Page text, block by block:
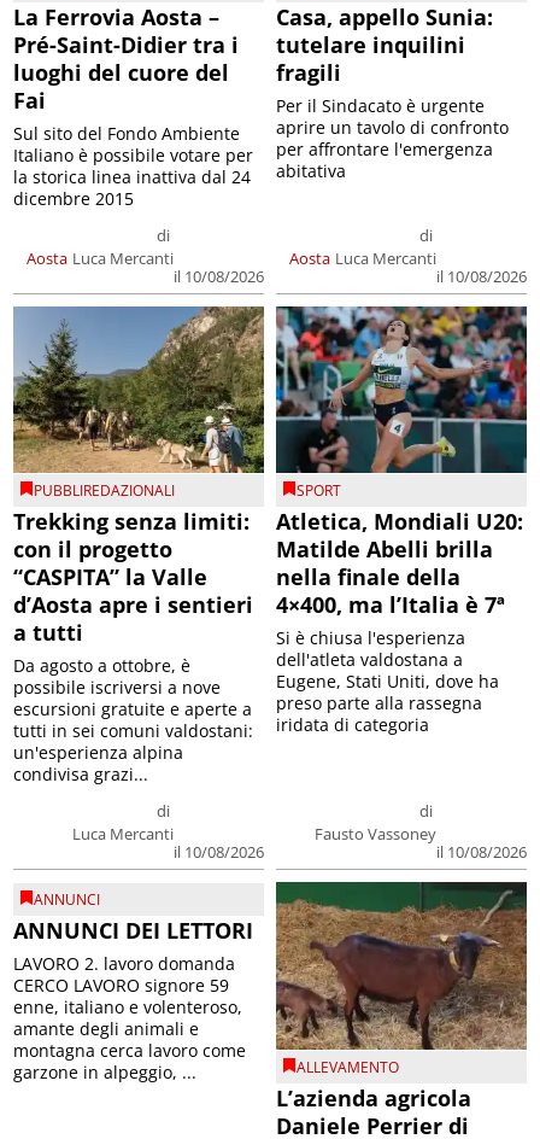
La Ferrovia Aosta –
Pré-Saint-Didier tra i
luoghi del cuore del
Fai
Aosta
di
Luca Mercanti
il 10/08/2026
Sul sito del Fondo Ambiente
Italiano è possibile votare per
la storica linea inattiva dal 24
dicembre 2015
Casa, appello Sunia:
tutelare inquilini
fragili
Aosta
di
Luca Mercanti
il 10/08/2026
Per il Sindacato è urgente
aprire un tavolo di confronto
per affrontare l'emergenza
abitativa
PUBBLIREDAZIONALI
Trekking senza limiti:
con il progetto
“CASPITA” la Valle
d’Aosta apre i sentieri
a tutti
di
Luca Mercanti
il 10/08/2026
Da agosto a ottobre, è
possibile iscriversi a nove
escursioni gratuite e aperte a
tutti in sei comuni valdostani:
un'esperienza alpina
condivisa grazi...
SPORT
Atletica, Mondiali U20:
Matilde Abelli brilla
nella finale della
4×400, ma l’Italia è 7ª
di
Fausto Vassoney
il 10/08/2026
Si è chiusa l'esperienza
dell'atleta valdostana a
Eugene, Stati Uniti, dove ha
preso parte alla rassegna
iridata di categoria
ANNUNCI
ANNUNCI DEI LETTORI
LAVORO 2. lavoro domanda
CERCO LAVORO signore 59
enne, italiano e volenteroso,
amante degli animali e
montagna cerca lavoro come
garzone in alpeggio, ...
ALLEVAMENTO
L’azienda agricola
Daniele Perrier di